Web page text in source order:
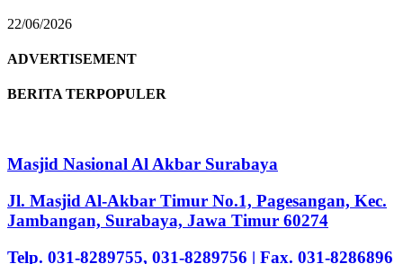
22/06/2026
ADVERTISEMENT
BERITA TERPOPULER
Masjid Nasional Al Akbar Surabaya
Jl. Masjid Al-Akbar Timur No.1, Pagesangan, Kec.
Jambangan, Surabaya, Jawa Timur 60274
Telp. 031-8289755, 031-8289756 | Fax. 031-8286896